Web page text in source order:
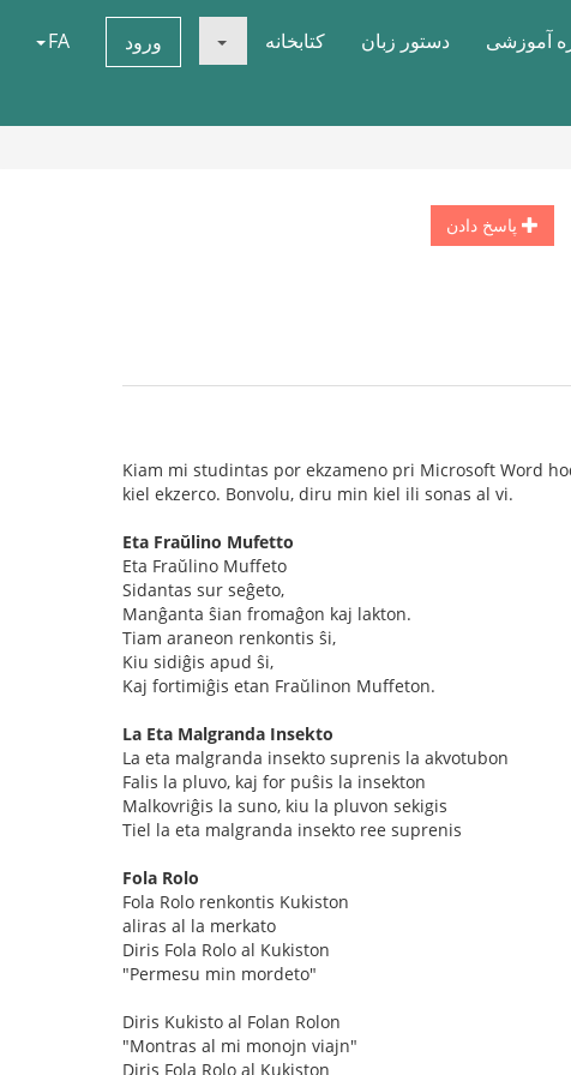
آموزشی دستور زبان کتابخانه ورود FA
پاسخ دادن
Kiam mi studintas por ekzameno pri Microsoft Word
kiel ekzerco. Bonvolu, diru min kiel ili sonas al vi.
Eta Fraŭlino Mufetto
Eta Fraŭlino Muffeto
Sidantas sur seĝeto,
Manĝanta ŝian fromaĝon kaj lakton.
Tiam araneon renkontis ŝi,
Kiu sidiĝis apud ŝi,
Kaj fortimiĝis etan Fraŭlinon Muffeton.
La Eta Malgranda Insekto
La eta malgranda insekto suprenis la akvotubon
Falis la pluvo, kaj for puŝis la insekton
Malkovriĝis la suno, kiu la pluvon sekigis
Tiel la eta malgranda insekto ree suprenis
Fola Rolo
Fola Rolo renkontis Kukiston
aliras al la merkato
Diris Fola Rolo al Kukiston
"Permesu min mordeto"
Diris Kukisto al Folan Rolon
"Montras al mi monojn viajn"
Diris Fola Rolo al Kukiston